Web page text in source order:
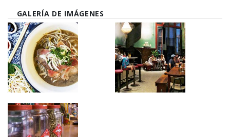
GALERÍA DE IMÁGENES